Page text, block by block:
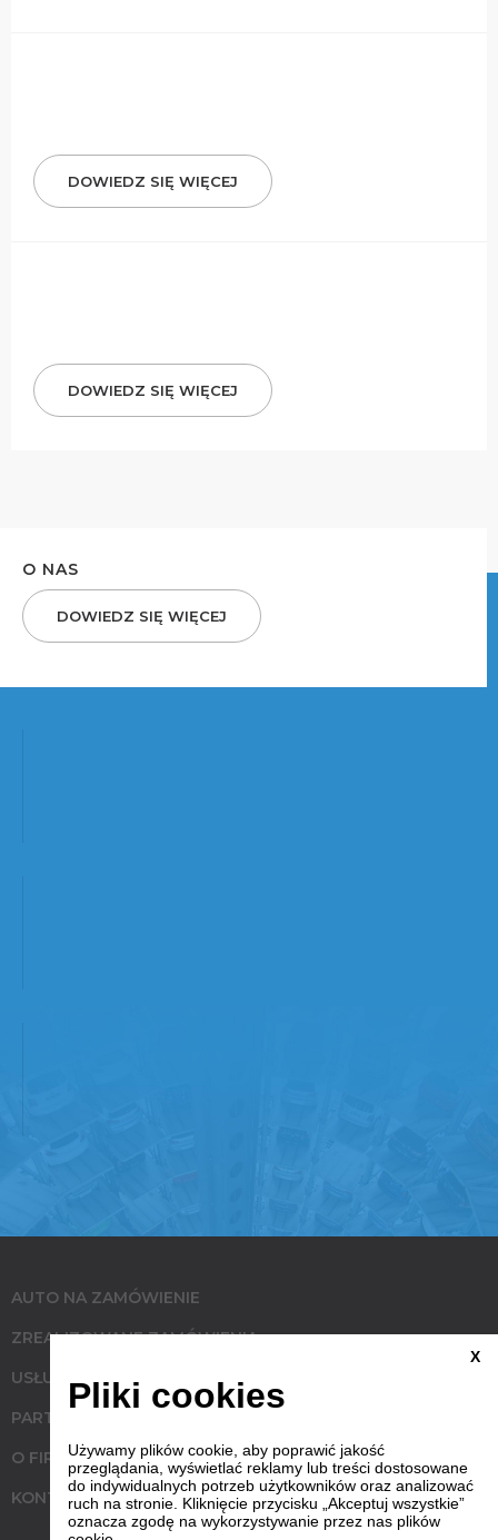
DOWIEDZ SIĘ WIĘCEJ
DOWIEDZ SIĘ WIĘCEJ
O NAS
DOWIEDZ SIĘ WIĘCEJ
AUTO NA ZAMÓWIENIE
ZREALIZOWANE ZAMÓWIENIA
USŁUGI
PARTNERZY
O FIRMIE
KONTAKT
X
Pliki cookies
Używamy plików cookie, aby poprawić jakość
przeglądania, wyświetlać reklamy lub treści dostosowane
do indywidualnych potrzeb użytkowników oraz analizować
ruch na stronie. Kliknięcie przycisku „Akceptuj wszystkie”
oznacza zgodę na wykorzystywanie przez nas plików